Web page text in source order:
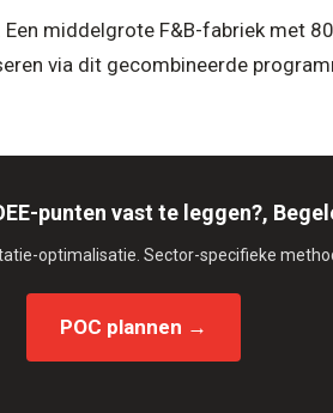
middelgrote F&B-fabriek met
via dit gecombineerde
punten vast te leggen?,
optimalisatie. Sector-specifieke
POC plannen →